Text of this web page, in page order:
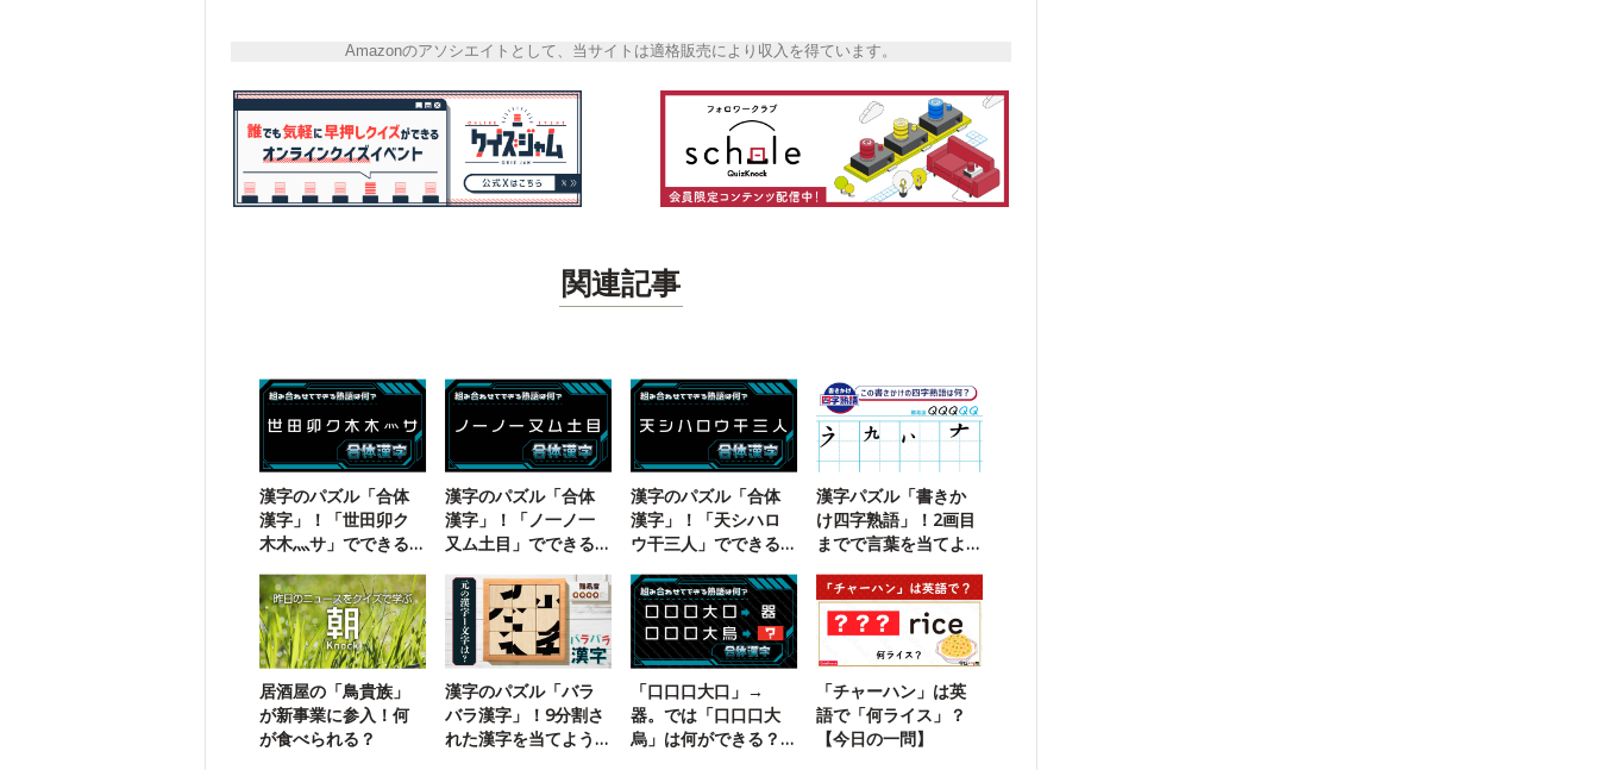
Amazonのアソシエイトとして、当サイトは適格販売により収入を得ています。
関連記事
漢字のパズル「合体
漢字」！「世田卯ク
木木灬サ」でできる
漢字のパズル「合体
漢字」！「ノ一ノ一
又ム土目」でできる
漢字のパズル「合体
漢字」！「天シハロ
ウ干三人」でできる
漢字パズル「書きか
け四字熟語」！2画目
までで言葉を当てよ
居酒屋の「鳥貴族」
が新事業に参入！何
が食べられる？
漢字のパズル「バラ
バラ漢字」！9分割さ
れた漢字を当てよう
「口口口大口」→
器。では「口口口大
烏」は何ができる？
「チャーハン」は英
語で「何ライス」？
【今日の一問】